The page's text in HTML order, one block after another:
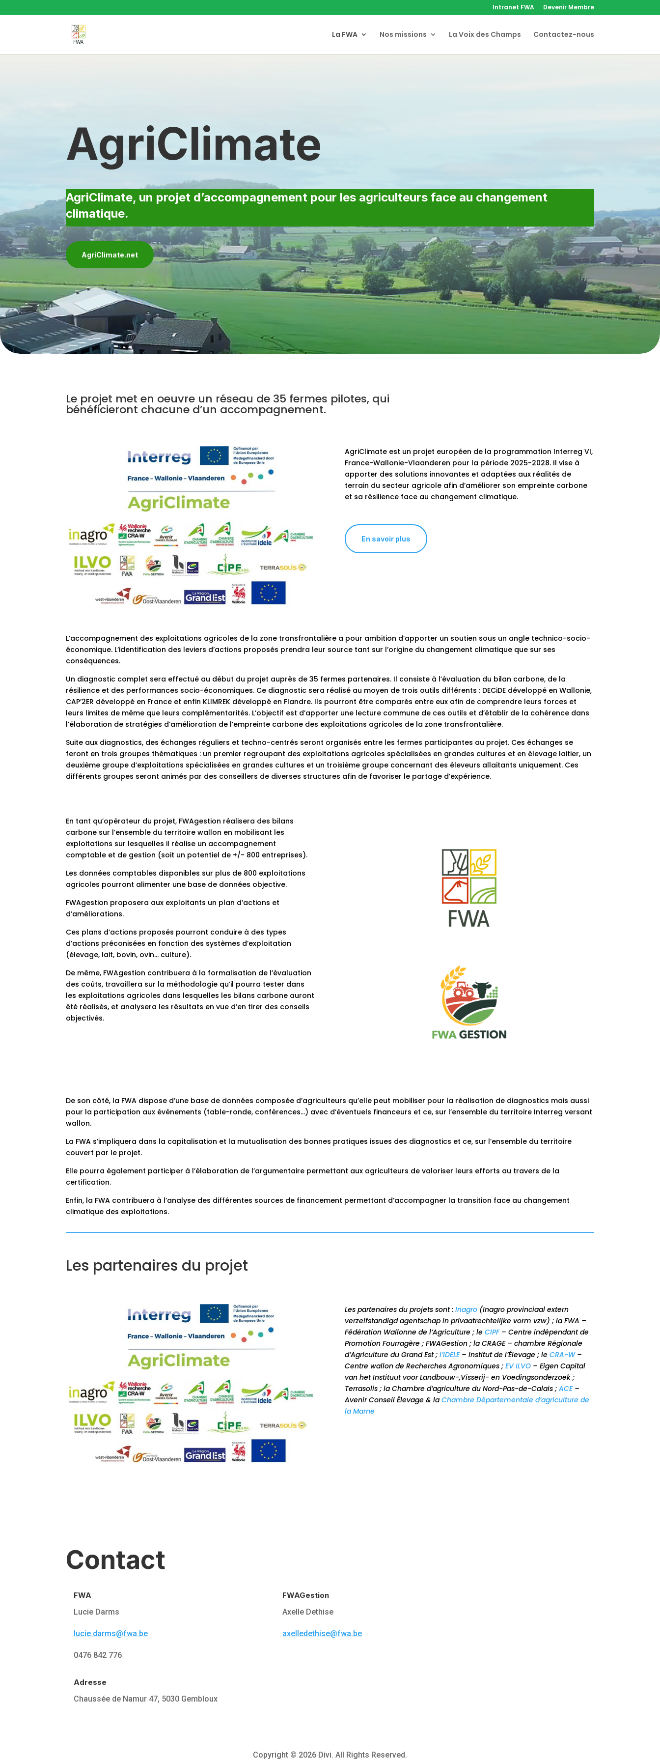
Intranet FWA Devenir Membre
La FWA Nos missions La Voix des Champs Contactez-nous
AgriClimate
AgriClimate, un projet d’accompagnement pour les agriculteurs face au changement
climatique.
AgriClimate.net
Le projet met en oeuvre un réseau de 35 fermes pilotes, qui
bénéficieront chacune d’un accompagnement.
AgriClimate est un projet européen de la programmation Interreg VI,
France-Wallonie-Vlaanderen pour la période 2025-2028. Il vise à
apporter des solutions innovantes et adaptées aux réalités de
terrain du secteur agricole afin d’améliorer son empreinte carbone
et sa résilience face au changement climatique.
En savoir plus
L’accompagnement des exploitations agricoles de la zone transfrontalière a pour ambition d’apporter un soutien sous un angle technico-socio-
économique. L’identification des leviers d’actions proposés prendra leur source tant sur l’origine du changement climatique que sur ses
conséquences.
Un diagnostic complet sera effectué au début du projet auprès de 35 fermes partenaires. Il consiste à l’évaluation du bilan carbone, de la
résilience et des performances socio-économiques. Ce diagnostic sera réalisé au moyen de trois outils différents : DECiDE développé en Wallonie,
CAP’2ER développé en France et enfin KLIMREK développé en Flandre. Ils pourront être comparés entre eux afin de comprendre leurs forces et
leurs limites de même que leurs complémentarités. L’objectif est d’apporter une lecture commune de ces outils et d’établir de la cohérence dans
l’élaboration de stratégies d’amélioration de l’empreinte carbone des exploitations agricoles de la zone transfrontalière.
Suite aux diagnostics, des échanges réguliers et techno-centrés seront organisés entre les fermes participantes au projet. Ces échanges se
feront en trois groupes thématiques : un premier regroupant des exploitations agricoles spécialisées en grandes cultures et en élevage laitier, un
deuxième groupe d’exploitations spécialisées en grandes cultures et un troisième groupe concernant des éleveurs allaitants uniquement. Ces
différents groupes seront animés par des conseillers de diverses structures afin de favoriser le partage d’expérience.
En tant qu’opérateur du projet, FWAgestion réalisera des bilans
carbone sur l’ensemble du territoire wallon en mobilisant les
exploitations sur lesquelles il réalise un accompagnement
comptable et de gestion (soit un potentiel de +/- 800 entreprises).
Les données comptables disponibles sur plus de 800 exploitations
agricoles pourront alimenter une base de données objective.
FWAgestion proposera aux exploitants un plan d’actions et
d’améliorations.
Ces plans d’actions proposés pourront conduire à des types
d’actions préconisées en fonction des systèmes d’exploitation
(élevage, lait, bovin, ovin… culture).
De même, FWAgestion contribuera à la formalisation de l’évaluation
des coûts, travaillera sur la méthodologie qu’il pourra tester dans
les exploitations agricoles dans lesquelles les bilans carbone auront
été réalisés, et analysera les résultats en vue d’en tirer des conseils
objectivés.
De son côté, la FWA dispose d’une base de données composée d’agriculteurs qu’elle peut mobiliser pour la réalisation de diagnostics mais aussi
pour la participation aux événements (table-ronde, conférences…) avec d’éventuels financeurs et ce, sur l’ensemble du territoire Interreg versant
wallon.
La FWA s’impliquera dans la capitalisation et la mutualisation des bonnes pratiques issues des diagnostics et ce, sur l’ensemble du territoire
couvert par le projet.
Elle pourra également participer à l’élaboration de l’argumentaire permettant aux agriculteurs de valoriser leurs efforts au travers de la
certification.
Enfin, la FWA contribuera à l’analyse des différentes sources de financement permettant d’accompagner la transition face au changement
climatique des exploitations.
Les partenaires du projet
Les partenaires du projets sont : Inagro(Inagro provinciaal extern
verzelfstandigd agentschap in privaatrechtelijke vorm vzw) ; la FWA –
Fédération Wallonne de l’Agriculture ; le CIPF– Centre indépendant de
Promotion Fourragère ; FWAGestion ; la CRAGE – chambre Régionale
d’Agriculture du Grand Est ; l’IDELE– Institut de l’Élevage ; le CRA-W–
Centre wallon de Recherches Agronomiques ; EV ILVO– Eigen Capital
van het Instituut voor Landbouw-,Visserij- en Voedingsonderzoek ;
Terrasolis ; la Chambre d’agriculture du Nord-Pas-de-Calais ; ACE–
Avenir Conseil Élevage & la Chambre Départementale d’agriculture de
la Marne
Contact
FWA
Lucie Darms
lucie.darms@fwa.be
0476 842 776
Adresse
Chaussée de Namur 47, 5030 Gembloux
FWAGestion
Axelle Dethise
axelledethise@fwa.be
Copyright © 2026 Divi. All Rights Reserved.